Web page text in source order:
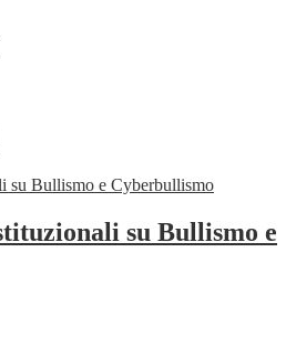
su Bullismo e